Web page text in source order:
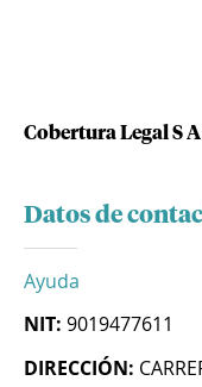
Cobertura Legal S A
Datos de
Ayuda
NIT: 9019477611
DIRECCIÓN: